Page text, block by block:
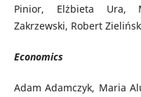
Pinior, Elżbieta Ura,
Zakrzewski, Robert
Economics
Adam Adamczyk, Maria